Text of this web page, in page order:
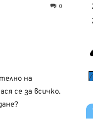
0
на
се за всичко.